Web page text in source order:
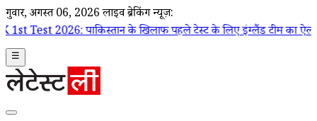
गुरूवार, अगस्त 06, 2026 लाइव ब्रेकिंग न्यूज़:
के खिलाफ पहले टेस्ट के लिए इंग्लैंड टीम का ऐलान, जो रूट कप्तान;
☰